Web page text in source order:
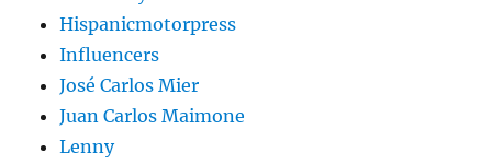
Hispanicmotorpress
Influencers
José Carlos Mier
Juan Carlos Maimone
Lenny